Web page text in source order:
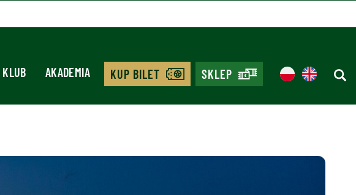
KLUB AKADEMIA KUP BILET SKLEP